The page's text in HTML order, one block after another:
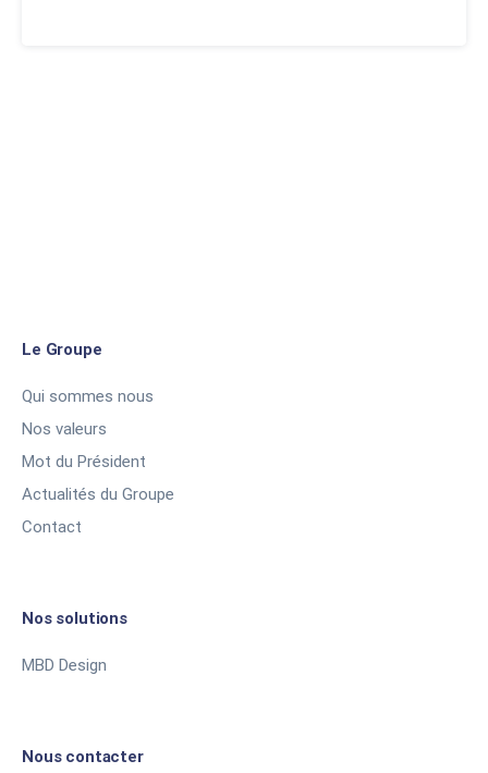
Le Groupe
Qui sommes nous
Nos valeurs
Mot du Président
Actualités du Groupe
Contact
Nos solutions
MBD Design
Nous contacter